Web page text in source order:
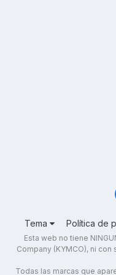
Tema Política de
Esta web no tiene
Company (KYMCO), ni con
Todas las marcas que